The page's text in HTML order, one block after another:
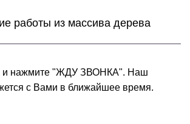
работы из массива дерева
и нажмите "ЖДУ ЗВОНКА". Наш
с Вами в ближайшее время.